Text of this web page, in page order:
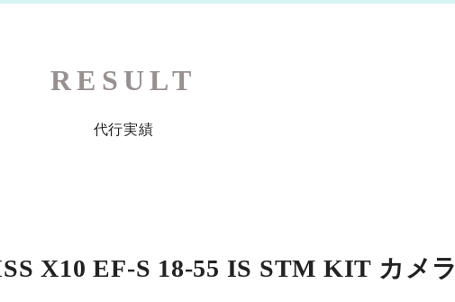
RESULT
代行実績
X10 EF-S 18-55 IS STM KIT カメラ